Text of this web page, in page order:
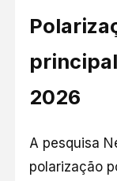
2026
A pesquisa
polarização